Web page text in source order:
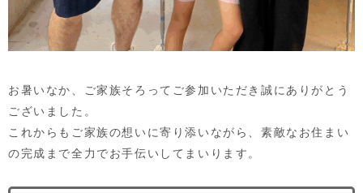
お暑いなか、ご家族そろってご参加いただき誠にありがとう
ございました。
これからもご家族の想いに寄り添いながら、素敵なお住まい
の完成まで全力でお手伝いしてまいります。